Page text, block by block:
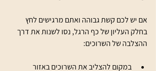
אם יש לכם קשת גבוהה ואתם מרגישים לחץ
בחלק העליון של כף הרגל, נסו לשנות את דרך
ההצלבה של השרוכים:
במקום להצליב את השרוכים באזור